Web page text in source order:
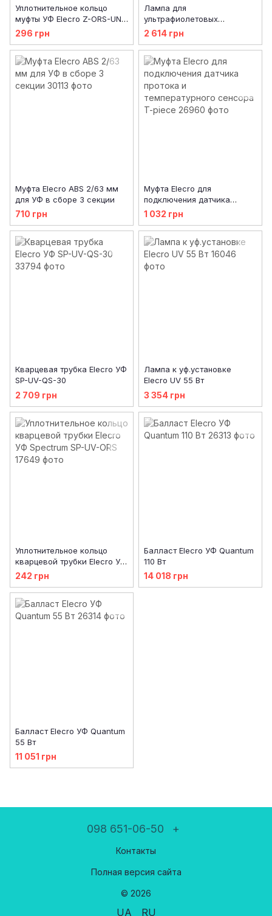
Уплотнительное кольцо
муфты УФ Elecro Z-ORS-UNI-
L (63мм)
296 грн
Лампа для
ультрафиолетовых
установок Elecro UV Philips
2 614 грн
Муфта Elecro ABS 2/63 мм
для УФ в сборе 3 секции
710 грн
Муфта Elecro для
подключения датчика
протока и температурного
сенсора T-piece
1 032 грн
Кварцевая трубка Elecro УФ
SP-UV-QS-30
2 709 грн
Лампа к уф.установке
Elecro UV 55 Вт
3 354 грн
Уплотнительное кольцо
кварцевой трубки Elecro УФ
Spectrum SP-UV-ORS
242 грн
Балласт Elecro УФ Quantum
110 Вт
14 018 грн
Балласт Elecro УФ Quantum
55 Вт
11 051 грн
098 651-06-50 +
Контакты
Полная версия сайта
© 2026
UA RU